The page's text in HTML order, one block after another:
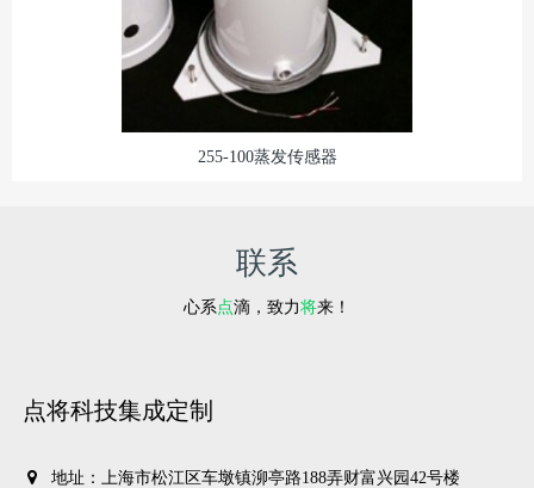
255-100蒸发传感器
联系
心系点滴，致力将来！
点将科技集成定制
地址：上海市松江区车墩镇泖亭路188弄财富兴园42号楼